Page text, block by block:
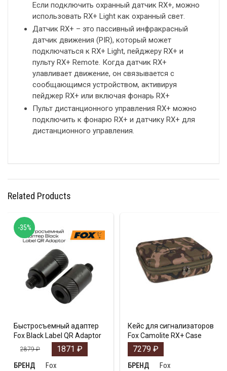
Если подключить охранный датчик RX+, можно
использовать RX+ Light как охранный свет.
Датчик RX+ – это пассивный инфракрасный
датчик движения (PIR), который может
подключаться к RX+ Light, пейджеру RX+ и
пульту RX+ Remote. Когда датчик RX+
улавливает движение, он связывается с
сообщающимся устройством, активируя
пейджер RX+ или включая фонарь RX+
Пульт дистанционного управления RX+ можно
подключить к фонарю RX+ и датчику RX+ для
дистанционного управления.
Related Products
Быстросъемный адаптер
Fox Black Label QR Adaptor
2879₽ 1871 ₽
БРЕНД
Fox
-35%
Кейс для сигнализаторов
Fox Camolite RX+ Case
7279 ₽
БРЕНД
Fox